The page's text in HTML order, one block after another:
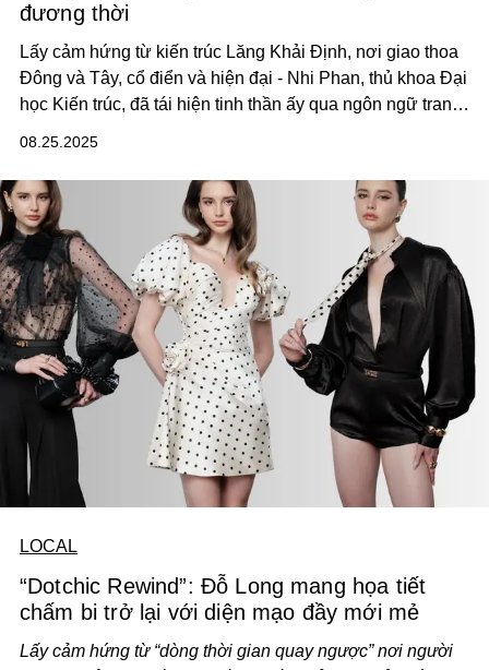
đương thời
Lấy cảm hứng từ kiến trúc Lăng Khải Định, nơi giao thoa
Đông và Tây, cổ điển và hiện đại - Nhi Phan, thủ khoa Đại
học Kiến trúc, đã tái hiện tinh thần ấy qua ngôn ngữ trang
08.25.2025
LOCAL
“Dotchic Rewind”: Đỗ Long mang họa tiết
chấm bi trở lại với diện mạo đầy mới mẻ
Lấy cảm hứng từ “dòng thời gian quay ngược” nơi người